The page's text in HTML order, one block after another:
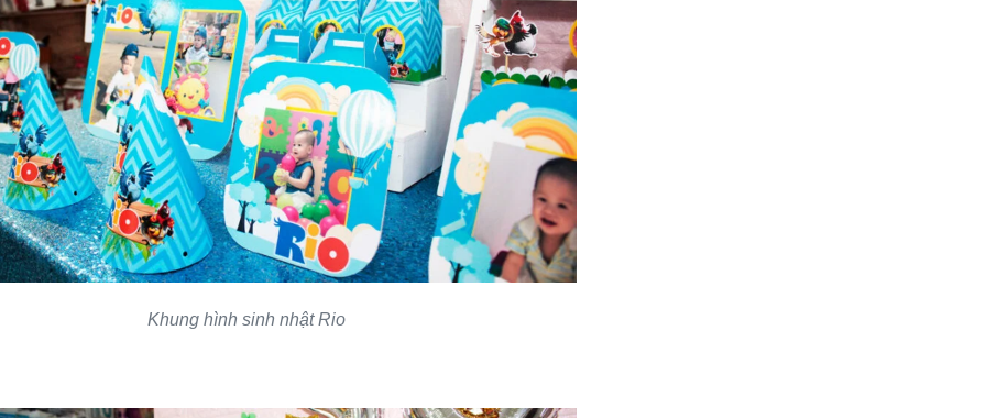
Khung hình sinh nhật Rio